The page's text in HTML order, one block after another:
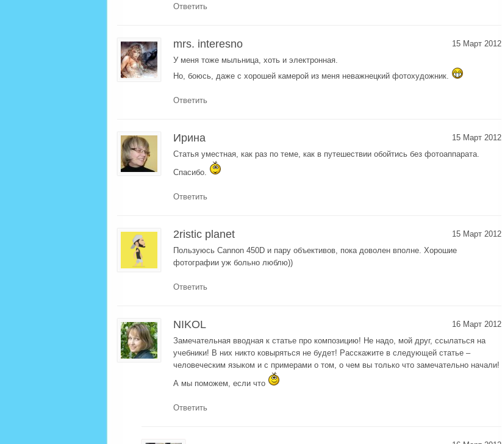
Ответить
mrs. interesno
15 Март 2012
У меня тоже мыльница, хоть и электронная.
Но, боюсь, даже с хорошей камерой из меня неважнецкий фотохудожник.
Ответить
Ирина
15 Март 2012
Статья уместная, как раз по теме, как в путешествии обойтись без фотоаппарата.
Спасибо.
Ответить
2ristic planet
15 Март 2012
Пользуюсь Cannon 450D и пару объективов, пока доволен вполне. Хорошие
фотографии уж больно люблю))
Ответить
NIKOL
16 Март 2012
Замечательная вводная к статье про композицию! Не надо, мой друг, ссылаться на
учебники! В них никто ковыряться не будет! Расскажите в следующей статье –
человеческим языком и с примерами о том, о чем вы только что замечательно начали!
А мы поможем, если что
Ответить